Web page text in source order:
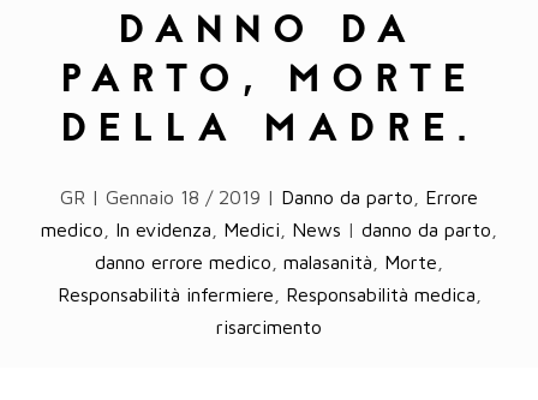
DANNO DA
PARTO, MORTE
DELLA MADRE.
GR | Gennaio 18 / 2019 | Danno da parto
Errore
medico
In evidenza Medici News | danno da parto
danno errore medico
malasanità Morte
Responsabilità infermiere
Responsabilità medica
risarcimento